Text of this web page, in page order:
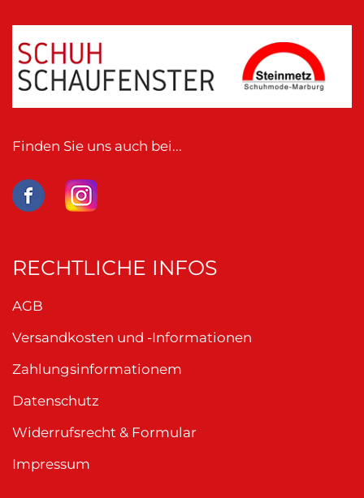
Finden Sie uns auch bei...
RECHTLICHE INFOS
AGB
Versandkosten und -Informationen
Zahlungsinformationem
Datenschutz
Widerrufsrecht & Formular
Impressum